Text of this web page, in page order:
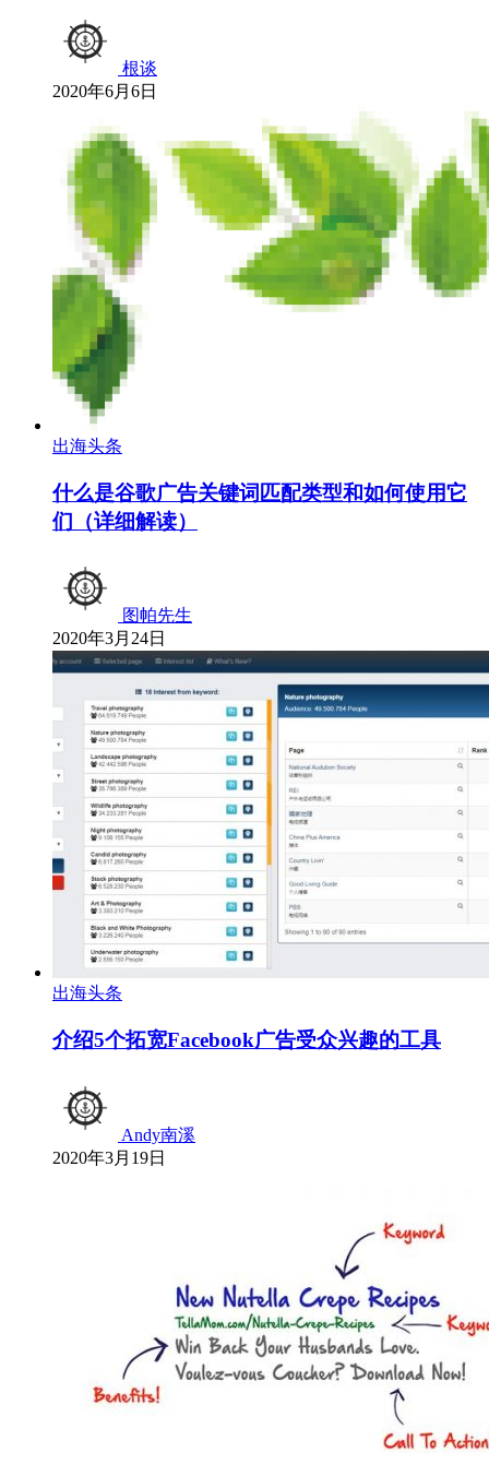
根谈
2020年6月6日
出海头条
什么是谷歌广告关键词匹配类型和如何使用它
们（详细解读）
图帕先生
2020年3月24日
出海头条
介绍5个拓宽Facebook广告受众兴趣的工具
Andy南溪
2020年3月19日